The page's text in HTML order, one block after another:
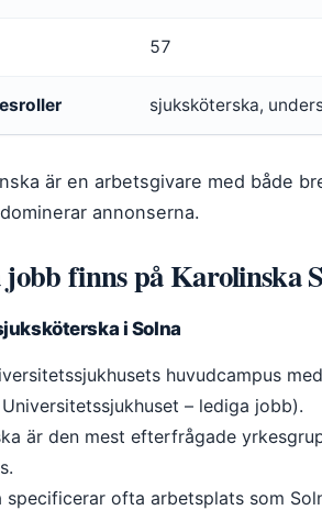
57
sjuksköterska,
är en arbetsgivare med både
annonserna.
finns på Karolinska
i Solna
huvudcampus
– lediga jobb).
är den mest efterfrågade
specificerar ofta arbetsplats som